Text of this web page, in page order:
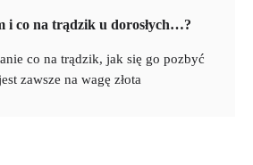
i co na trądzik u dorosłych…?
co na trądzik, jak się go pozbyć
zawsze na wagę złota